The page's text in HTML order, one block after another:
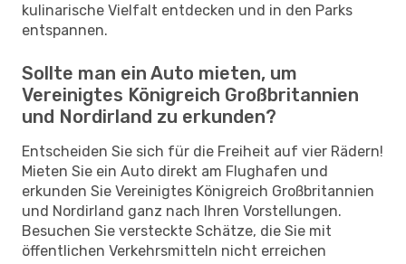
kulinarische Vielfalt entdecken und in den Parks
entspannen.
Sollte man ein Auto mieten, um
Vereinigtes Königreich Großbritannien
und Nordirland zu erkunden?
Entscheiden Sie sich für die Freiheit auf vier Rädern!
Mieten Sie ein Auto direkt am Flughafen und
erkunden Sie Vereinigtes Königreich Großbritannien
und Nordirland ganz nach Ihren Vorstellungen.
Besuchen Sie versteckte Schätze, die Sie mit
öffentlichen Verkehrsmitteln nicht erreichen